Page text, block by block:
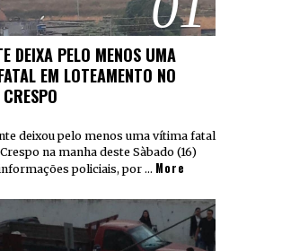
DEIXA PELO MENOS UMA
EM LOTEAMENTO NO
deixou pelo menos uma vítima fatal
na manha deste Sàbado (16)
policiais, por … More